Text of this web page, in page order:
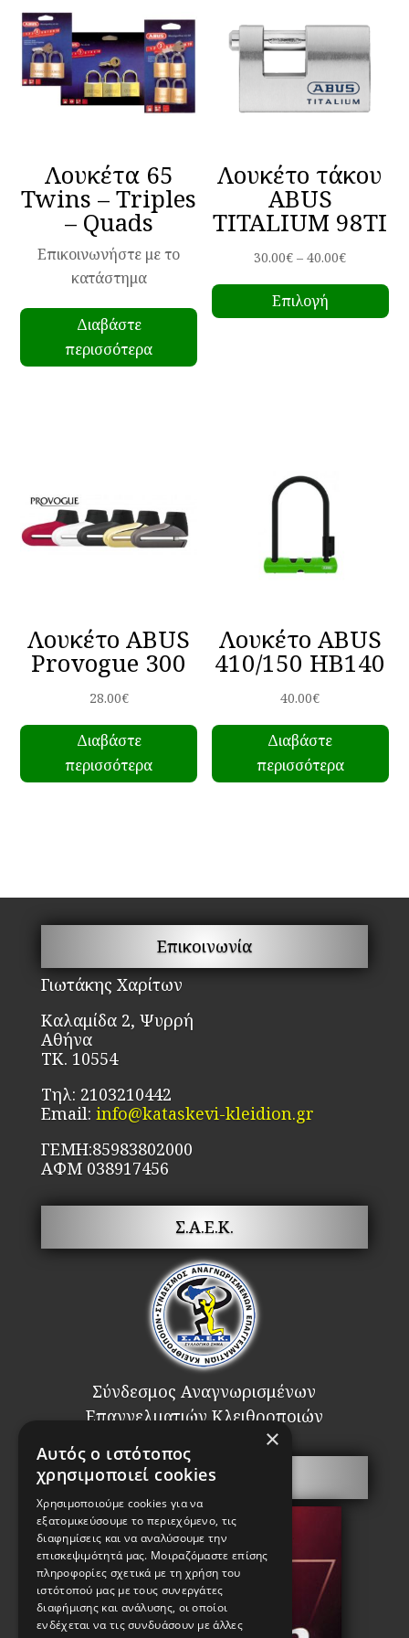
Λουκέτα 65
Twins – Triples
– Quads
Επικοινωνήστε με το
κατάστημα
Διαβάστε
περισσότερα
Λουκέτο τάκου
ABUS
TITALIUM 98TI
30.00€ – 40.00€Price
range:
Επιλογή
Λουκέτο ABUS
Provogue 300
28.00€
Διαβάστε
περισσότερα
Λουκέτο ABUS
410/150 HB140
40.00€
Διαβάστε
περισσότερα
Επικοινωνία
Γιωτάκης Χαρίτων
Καλαμίδα 2, Ψυρρή
Αθήνα
ΤΚ. 10554
Τηλ: 2103210442
Email: info@kataskevi-kleidion.gr
ΓΕΜΗ:85983802000
ΑΦΜ 038917456
Σ.Α.Ε.Κ.
Σύνδεσμος Αναγνωρισμένων
Επαγγελματιών Κλειθροποιών
Πόρτες Ασφαλείας
×
Αυτός ο ιστότοπος
χρησιμοποιεί cookies
Χρησιμοποιούμε cookies για να
εξατομικεύσουμε το περιεχόμενο, τις
διαφημίσεις και να αναλύσουμε την
επισκεψιμότητά μας. Μοιραζόμαστε επίσης
πληροφορίες σχετικά με τη χρήση του
ιστότοπού μας με τους συνεργάτες
διαφήμισης και ανάλυσης, οι οποίοι
ενδέχεται να τις συνδυάσουν με άλλες